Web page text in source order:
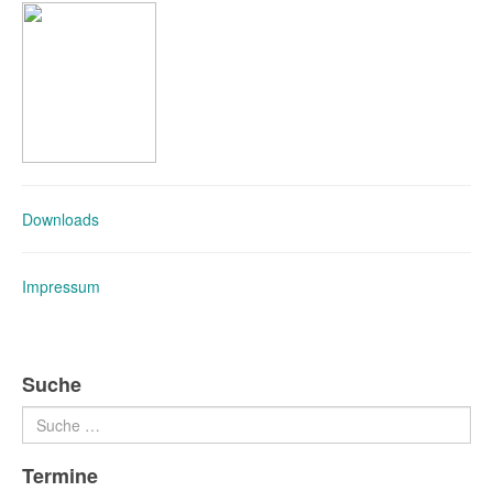
Downloads
Impressum
Suche
Suchen
Termine